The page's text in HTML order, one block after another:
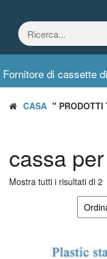
contenuto
Fornitore di cassette
CASA " PRODOTTI
cassa
Mostra tutti i risultati di 2